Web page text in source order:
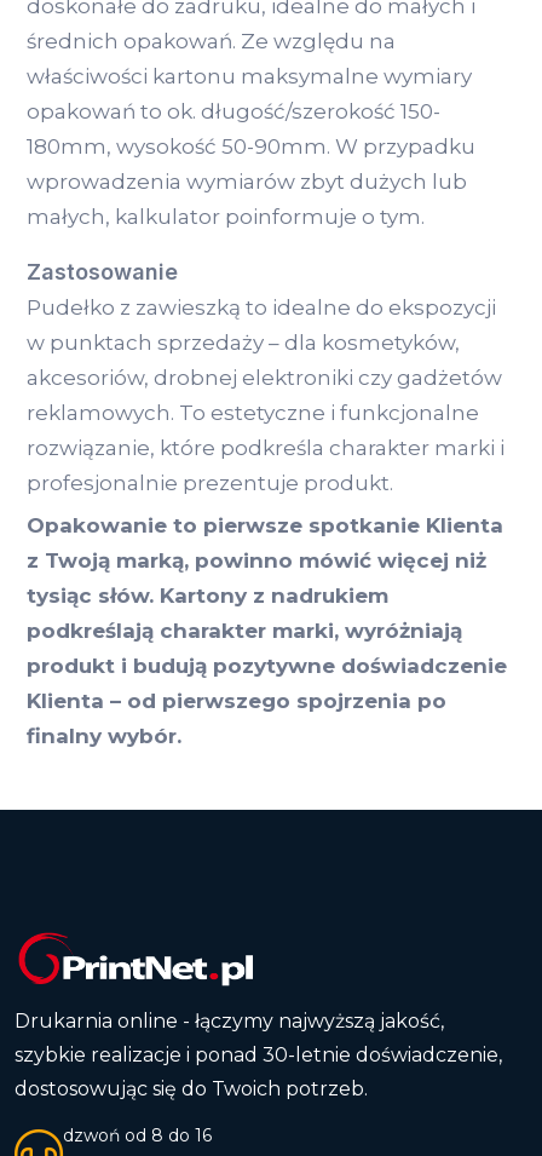
doskonałe do zadruku, idealne do małych i
średnich opakowań. Ze względu na
właściwości kartonu maksymalne wymiary
opakowań to ok. długość/szerokość 150-
180mm, wysokość 50-90mm. W przypadku
wprowadzenia wymiarów zbyt dużych lub
małych, kalkulator poinformuje o tym.
Zastosowanie
Pudełko z zawieszką to idealne do ekspozycji
w punktach sprzedaży – dla kosmetyków,
akcesoriów, drobnej elektroniki czy gadżetów
reklamowych. To estetyczne i funkcjonalne
rozwiązanie, które podkreśla charakter marki i
profesjonalnie prezentuje produkt.
Opakowanie to pierwsze spotkanie Klienta
z Twoją marką, powinno mówić więcej niż
tysiąc słów. Kartony z nadrukiem
podkreślają charakter marki, wyróżniają
produkt i budują pozytywne doświadczenie
Klienta – od pierwszego spojrzenia po
finalny wybór.
Drukarnia online - łączymy najwyższą jakość,
szybkie realizacje i ponad 30-letnie doświadczenie,
dostosowując się do Twoich potrzeb.
dzwoń od 8 do 16